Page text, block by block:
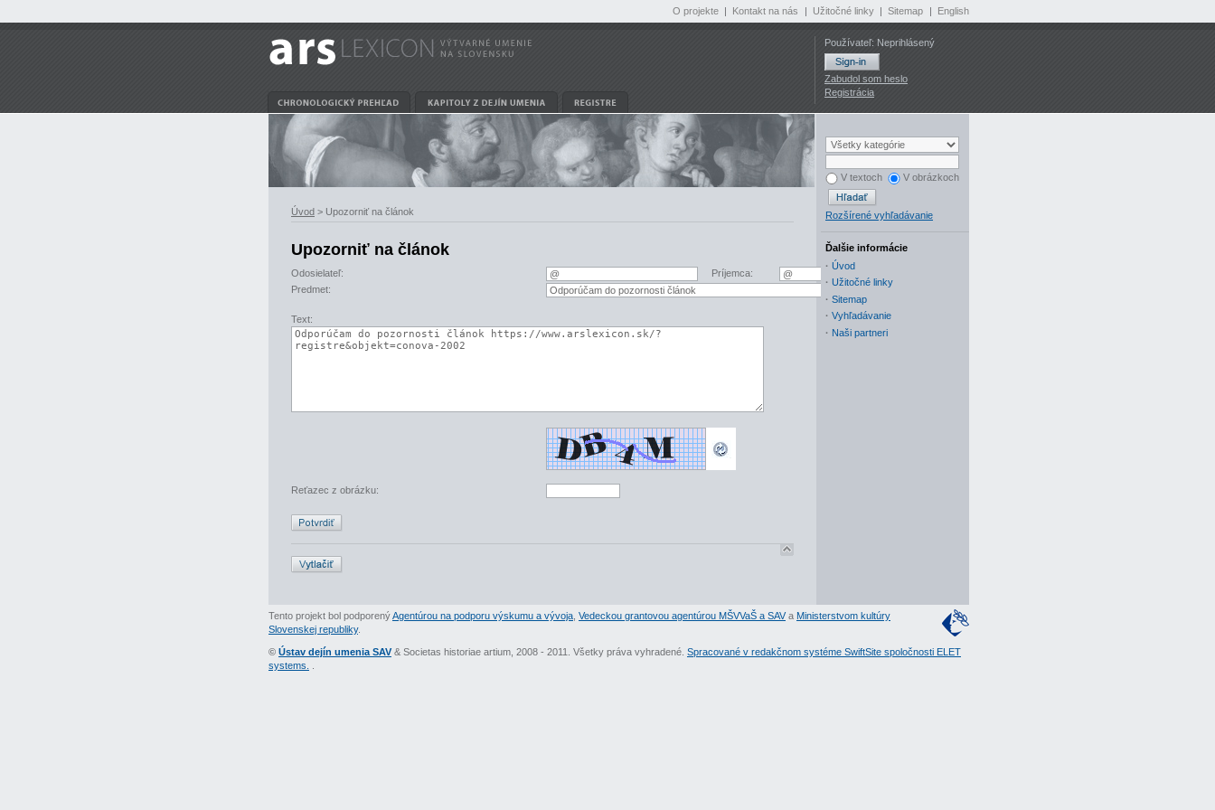
O projekte | Kontakt na nás | Užitočné linky | Sitemap | English
Používateľ: Neprihlásený
Zabudol som heslo
Registrácia
Úvod > Upozorniť na článok
Upozorniť na článok
Odosielateľ:
Príjemca:
Predmet:
Text:
Reťazec z obrázku:
V textoch V obrázkoch
Rozšírené vyhľadávanie
Ďalšie informácie
· Úvod
· Užitočné linky
· Sitemap
· Vyhľadávanie
· Naši partneri
Tento projekt bol podporenýAgentúrou na podporu výskumu a vývoja Vedeckou grantovou agentúrou MŠVVaŠ a SAVa Ministerstvom kultúry
Slovenskej republiky.
© Ústav dejín umenia SAV & Societas historiae artium, 2008 - 2011. Všetky práva vyhradené. Spracované v redakčnom systéme SwiftSite spoločnosti ELET
systems.